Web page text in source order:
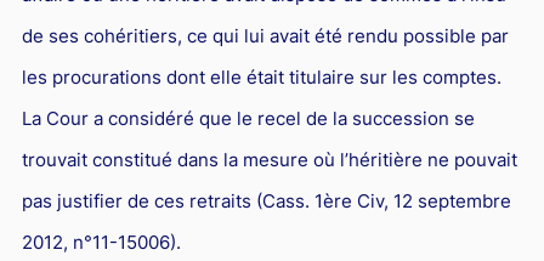
Responsabilité Sociétale des Entreprises (R.S.E)
Hôtellerie et restauration
Procédures et tribunaux
Contentieux cession d’entreprise
de ses cohéritiers, ce qui lui avait été rendu possible par
les procurations dont elle était titulaire sur les comptes.
La Cour a considéré que le recel de la succession se
trouvait constitué dans la mesure où l’héritière ne pouvait
pas justifier de ces retraits (Cass. 1ère Civ, 12 septembre
2012, n°11-15006).